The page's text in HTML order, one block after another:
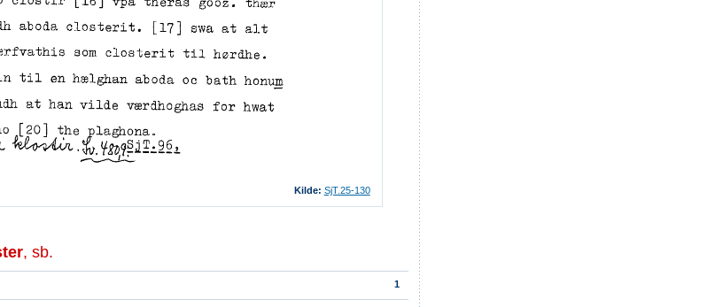
Kilde: SjT.25-130
, sb.
1